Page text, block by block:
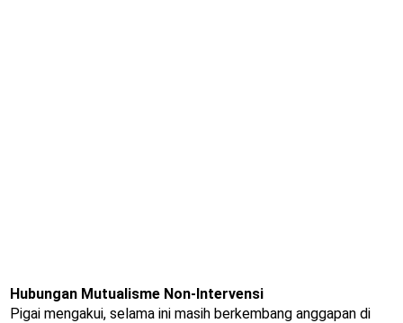
Hubungan Mutualisme Non-Intervensi
Pigai mengakui, selama ini masih berkembang anggapan di